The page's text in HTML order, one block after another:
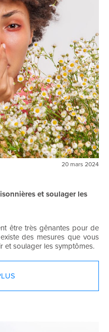
20 mars 2024
et soulager les
être très gênantes pour de
des mesures que vous
et soulager les symptômes.